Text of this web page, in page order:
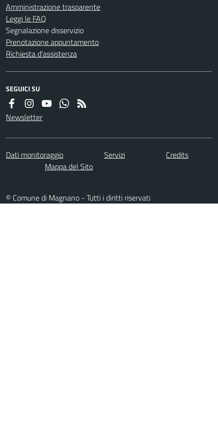
Amministrazione trasparente
Leggi le FAQ
Segnalazione disservizio
Prenotazione appuntamento
Richiesta d'assistenza
SEGUICI SU
Newsletter
Dati monitoraggio Servizi
Credits
Mappa del Sito
© Comune di Magnano - Tutti i diritti riservati